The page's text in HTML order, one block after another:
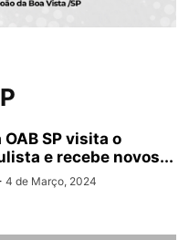
SP visita o
e recebe novos...
4 de Março, 2024